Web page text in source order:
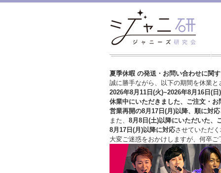
夏季休暇 の発送・お問い合わせに関
誠に勝手ながら、以下の期間を休業
2026年8月11日(火)~2026年8月16日(日)
休業中にいただきました、ご注文・
営業再開の8月17日(月)以降、順に対応
また、 8月8日(土)以降にいただいた、
8月17日(月)以降に対応させていただ
大変ご迷惑をおかけしますが、 何卒ご